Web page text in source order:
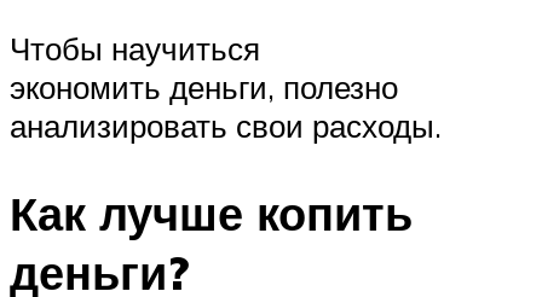
Чтобы научиться
экономить деньги, полезно
анализировать свои расходы.
Как лучше копить
деньги?